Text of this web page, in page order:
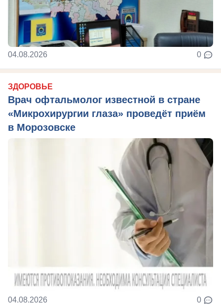
04.08.2026 0
ЗДОРОВЬЕ
Врач офтальмолог известной в стране
«Микрохирургии глаза» проведёт приём
в Морозовске
04.08.2026 0